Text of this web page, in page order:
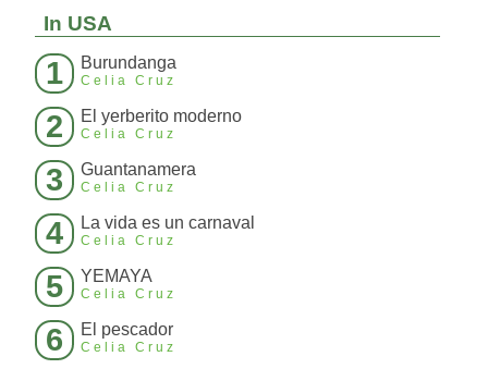
In USA
1 Burundanga
Celia Cruz
2 El yerberito moderno
Celia Cruz
3 Guantanamera
Celia Cruz
4 La vida es un carnaval
Celia Cruz
5 YEMAYA
Celia Cruz
6 El pescador
Celia Cruz